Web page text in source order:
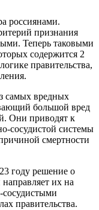
россиянами.
признания
Теперь таковыми
содержится 2
правительства,
самых вредных
большой вред
Они приводят к
сосудистой системы
смертности
году решение о
их на
сосудистыми
правительства.